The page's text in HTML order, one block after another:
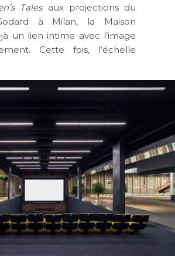
Talesaux projections du
à Milan, la Maison
un lien intime avec l’image
Cette fois, l’échelle